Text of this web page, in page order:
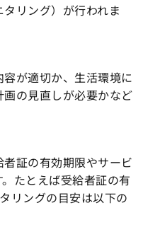
リング）が行われま
が適切か、生活環境に
の見直しが必要かなど
証の有効期限やサービ
たとえば受給者証の有
リングの目安は以下の